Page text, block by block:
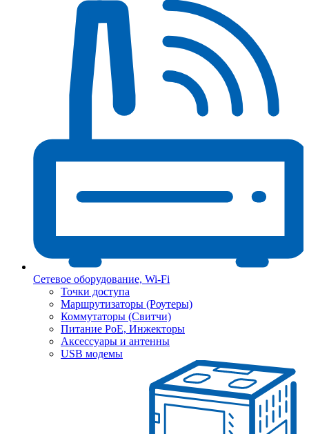
Сетевое оборудование, Wi-Fi
Точки доступа
Маршрутизаторы (Роутеры)
Коммутаторы (Свитчи)
Питание PoE, Инжекторы
Аксессуары и антенны
USB модемы